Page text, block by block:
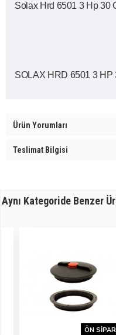
Solax Hrd 6501 3 Hp 30
SOLAX HRD 6501 3
Ürün Yorumları
Teslimat Bilgisi
Aynı Kategoride Benzer
ÖN